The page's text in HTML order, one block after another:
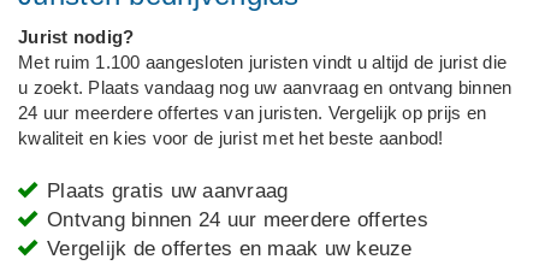
Jurist nodig?
Met ruim 1.100 aangesloten juristen vindt u altijd de jurist die
u zoekt. Plaats vandaag nog uw aanvraag en ontvang binnen
24 uur meerdere offertes van juristen. Vergelijk op prijs en
kwaliteit en kies voor de jurist met het beste aanbod!
Plaats gratis uw aanvraag
Ontvang binnen 24 uur meerdere offertes
Vergelijk de offertes en maak uw keuze